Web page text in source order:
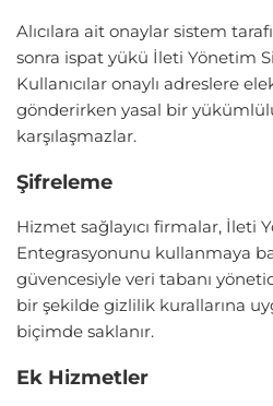
Alıcılara ait onaylar sistem
sonra ispat yükü İleti Yönetim
Kullanıcılar onaylı adreslere
gönderirken yasal bir
karşılaşmazlar.
Şifreleme
Hizmet sağlayıcı firmalar, İleti
Entegrasyonunu kullanmaya
güvencesiyle veri tabanı
bir şekilde gizlilik kurallarına
biçimde saklanır.
Ek Hizmetler